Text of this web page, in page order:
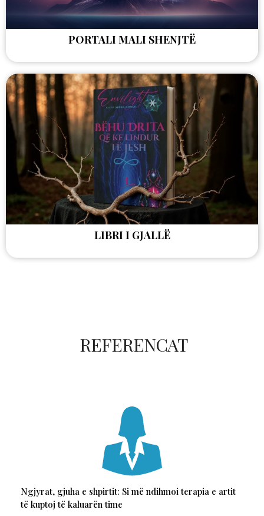
PORTALI MALI SHENJTË
LIBRI I GJALLË
REFERENCAT
Ngjyrat, gjuha e shpirtit: Si më ndihmoi terapia e artit
të kuptoj të kaluarën time